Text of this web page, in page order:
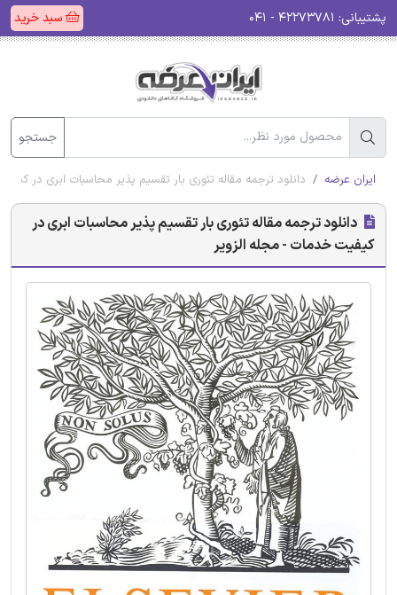
پشتیبانی: سبد خرید
جستجو
ایران عرضه دانلود ترجمه مقاله تئوری بار تقسیم پذیر محاسبات ابری در
دانلود ترجمه مقاله تئوری بار تقسیم پذیر محاسبات ابری در
کیفیت خدمات - مجله الزویر